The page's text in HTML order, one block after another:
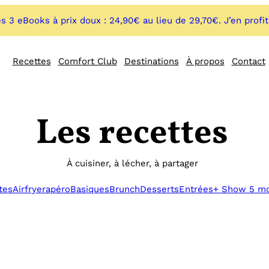
3 eBooks à prix doux : 24,90€ au lieu de 29,70€. J’en
Recettes Comfort Club Destinations À propos Contact
Les recettes
À cuisiner, à lécher, à partager
AirfryerapéroBasiquesBrunchDessertsEntrées+ Show 5